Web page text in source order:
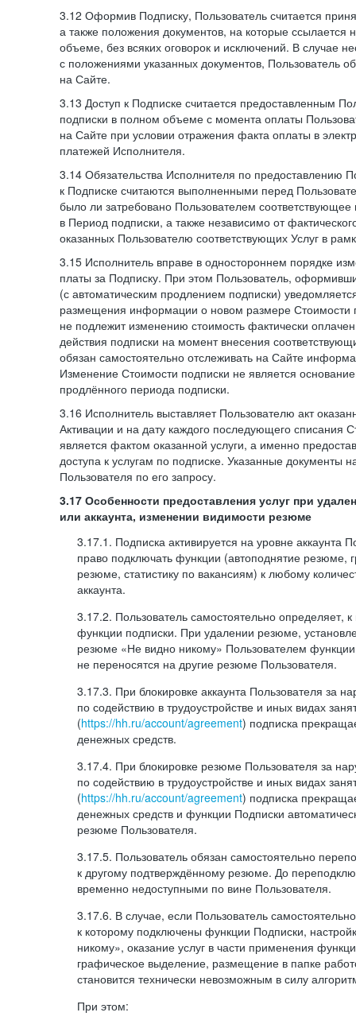
3.12 Оформив Подписку, Пользователь считается
а также положения документов, на которые
объеме, без всяких оговорок и исключений. В случае
с положениями указанных документов, Пользователь
на Сайте.
3.13 Доступ к Подписке считается предоставленным
подписки в полном объеме с момента оплаты
на Сайте при условии отражения факта оплаты в
платежей Исполнителя.
3.14 Обязательства Исполнителя по предоставлению
к Подписке считаются выполненными перед
было ли затребовано Пользователем
в Период подписки, а также независимо от
оказанных Пользователю соответствующих Услуг в
3.15 Исполнитель вправе в одностороннем порядке
платы за Подписку. При этом Пользователь,
(с автоматическим продлением подписки)
размещения информации о новом размере Стоимости
не подлежит изменению стоимость фактически
действия подписки на момент внесения
обязан самостоятельно отслеживать на Сайте
Изменение Стоимости подписки не является
продлённого периода подписки.
3.16 Исполнитель выставляет Пользователю акт
Активации и на дату каждого последующего списания
является фактом оказанной услуги, а именно
доступа к услугам по подписке. Указанные документы
Пользователя по его запросу.
3.17 Особенности предоставления услуг при
или аккаунта, изменении видимости резюме
3.17.1. Подписка активируется на уровне аккаунта
право подключать функции (автоподнятие резюме,
резюме, статистику по вакансиям) к любому
аккаунта.
3.17.2. Пользователь самостоятельно определяет,
функции подписки. При удалении резюме,
резюме «Не видно никому» Пользователем функции
не переносятся на другие резюме Пользователя.
3.17.3. При блокировке аккаунта Пользователя за
по содействию в трудоустройстве и иных видах
(https://hh.ru/account/agreement) подписка
денежных средств.
3.17.4. При блокировке резюме Пользователя за
по содействию в трудоустройстве и иных видах
(https://hh.ru/account/agreement) подписка
денежных средств и функции Подписки
резюме Пользователя.
3.17.5. Пользователь обязан самостоятельно
к другому подтверждённому резюме. До
временно недоступными по вине Пользователя.
3.17.6. В случае, если Пользователь
к которому подключены функции Подписки,
никому», оказание услуг в части применения
графическое выделение, размещение в папке
становится технически невозможным в силу
При этом: